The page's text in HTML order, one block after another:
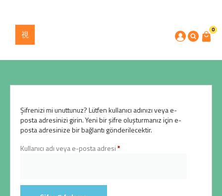
0
Şifrenizi mi unuttunuz? Lütfen kullanıcı adınızı veya e-
posta adresinizi girin. Yeni bir şifre oluşturmanız için e-
posta adresinize bir bağlantı gönderilecektir.
Kullanıcı adı veya e-posta adresi*